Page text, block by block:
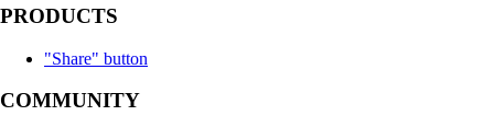
PRODUCTS
"Share" button
COMMUNITY